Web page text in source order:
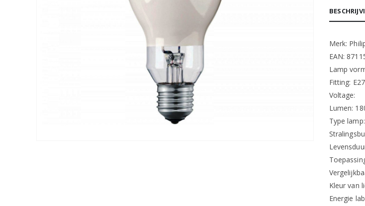
Merk:
EAN:
Lamp
Fitting: E27
Voltage:
Lumen:
Type
Kleur van
Energie